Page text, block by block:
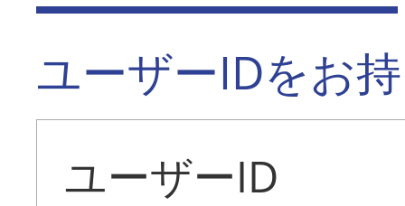
ユーザーIDをお
ユーザーID